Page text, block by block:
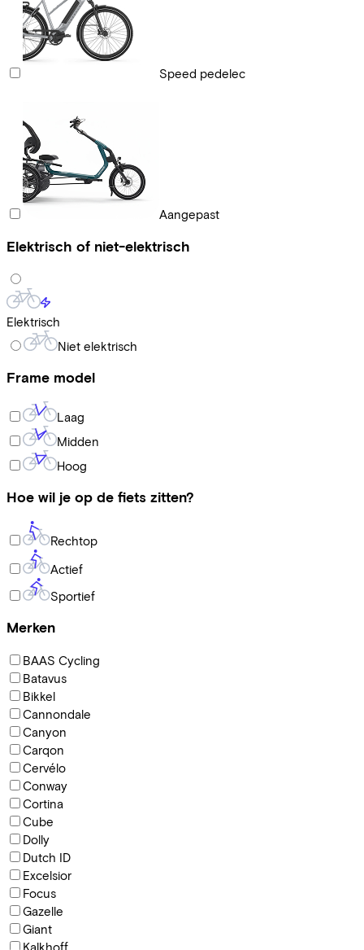
Speed pedelec
Aangepast
Elektrisch of niet-elektrisch
Elektrisch
Niet elektrisch
Frame model
Laag
Midden
Hoog
Hoe wil je op de fiets zitten?
Rechtop
Actief
Sportief
Merken
BAAS Cycling
Batavus
Bikkel
Cannondale
Canyon
Carqon
Cervélo
Conway
Cortina
Cube
Dolly
Dutch ID
Excelsior
Focus
Gazelle
Giant
Kalkhoff